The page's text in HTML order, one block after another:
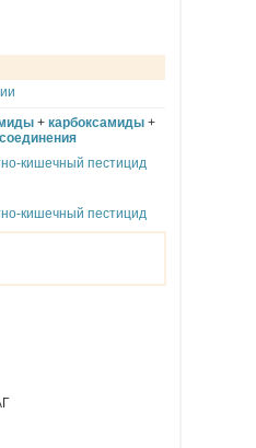
+ карбоксамиды +
кишечный пестицид
кишечный пестицид